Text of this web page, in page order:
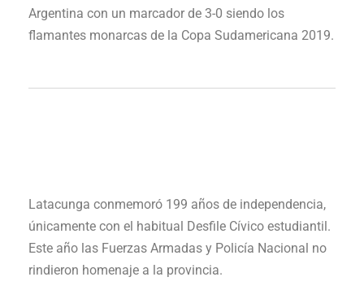
Argentina con un marcador de 3-0 siendo los
flamantes monarcas de la Copa Sudamericana 2019.
Latacunga conmemoró 199 años de independencia,
únicamente con el habitual Desfile Cívico estudiantil.
Este año las Fuerzas Armadas y Policía Nacional no
rindieron homenaje a la provincia.